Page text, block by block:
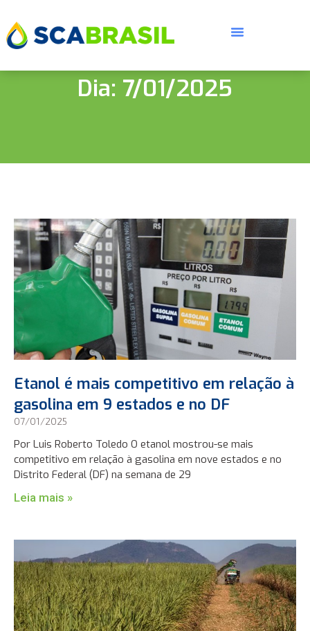
Dia: 7/01/2025
Etanol é mais competitivo em relação à
gasolina em 9 estados e no DF
07/01/2025
Por Luis Roberto Toledo O etanol mostrou-se mais
competitivo em relação à gasolina em nove estados e no
Distrito Federal (DF) na semana de 29
Leia mais »